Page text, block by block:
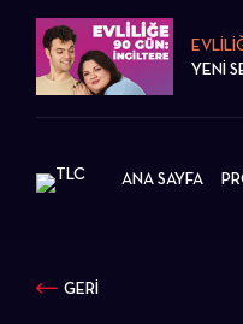
YENİ
ANA SAYFA
GERİ